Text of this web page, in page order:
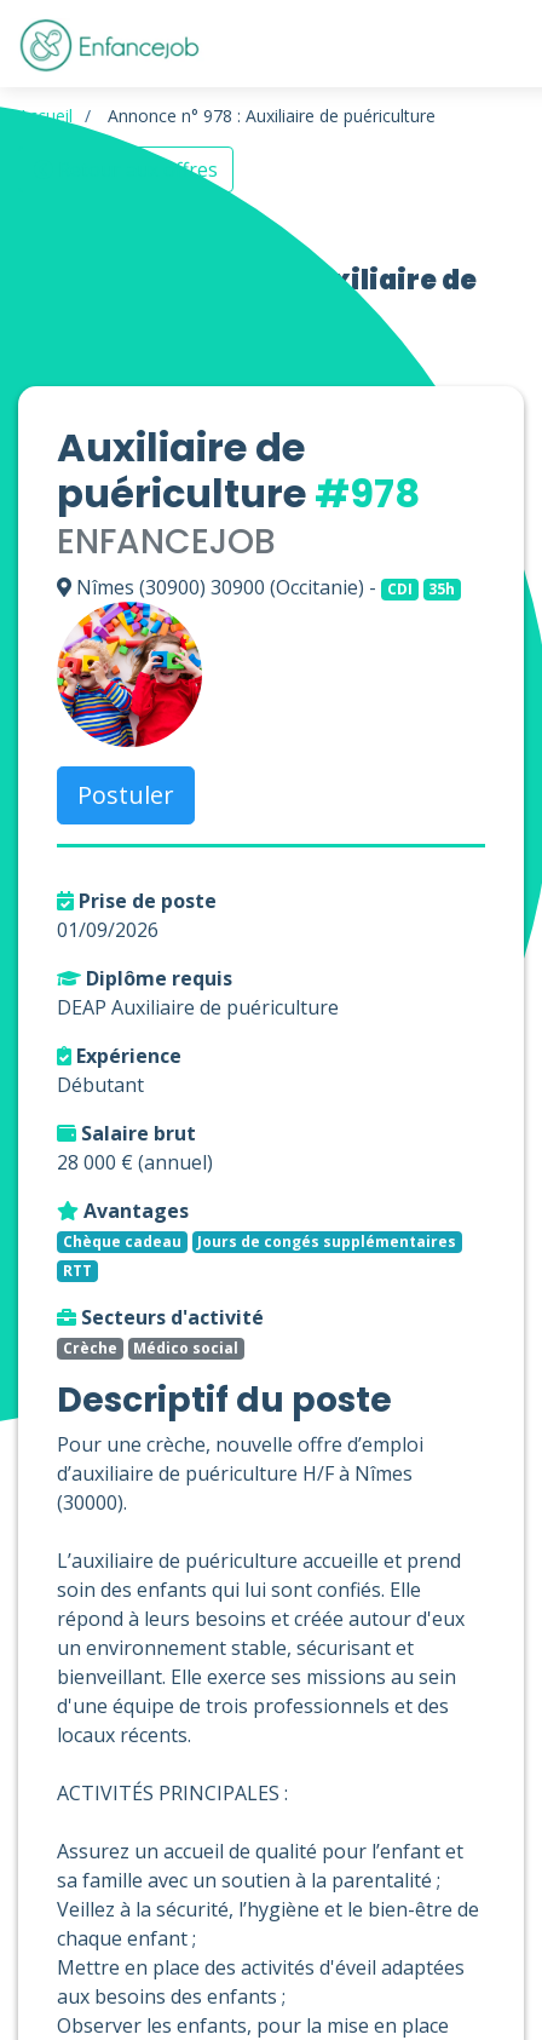
Accueil Annonce n° 978 : Auxiliaire de puériculture
Retour aux offres
Offres d’emploi Auxiliaire de
Auxiliaire de
puériculture#978
ENFANCEJOB
Nîmes (30900) 30900 (Occitanie) - CDI 35h
Postuler
Prise de poste
01/09/2026
Diplôme requis
DEAP Auxiliaire de puériculture
Expérience
Débutant
Salaire brut
28 000 € (annuel)
Avantages
Chèque cadeau
Jours de congés supplémentaires
RTT
Secteurs d'activité
Crèche Médico social
Descriptif du poste
Pour une crèche, nouvelle offre d’emploi
d’auxiliaire de puériculture H/F à Nîmes
(30000).
L’auxiliaire de puériculture accueille et prend
soin des enfants qui lui sont confiés. Elle
répond à leurs besoins et créée autour d'eux
un environnement stable, sécurisant et
bienveillant. Elle exerce ses missions au sein
d'une équipe de trois professionnels et des
locaux récents.
ACTIVITÉS PRINCIPALES :
Assurez un accueil de qualité pour l’enfant et
sa famille avec un soutien à la parentalité ;
Veillez à la sécurité, l’hygiène et le bien-être de
chaque enfant ;
Mettre en place des activités d'éveil adaptées
aux besoins des enfants ;
Observer les enfants, pour la mise en place